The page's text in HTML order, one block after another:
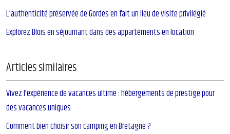
L’authenticité préservée de Gordes en fait un lieu de visite privilégié
Explorez Blois en séjournant dans des appartements en location
Articles similaires
Vivez l’expérience de vacances ultime : hébergements de prestige pour
des vacances uniques
Comment bien choisir son camping en Bretagne ?